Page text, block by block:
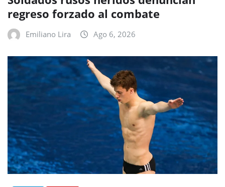
regreso forzado al combate
Emiliano Lira Ago 6, 2026